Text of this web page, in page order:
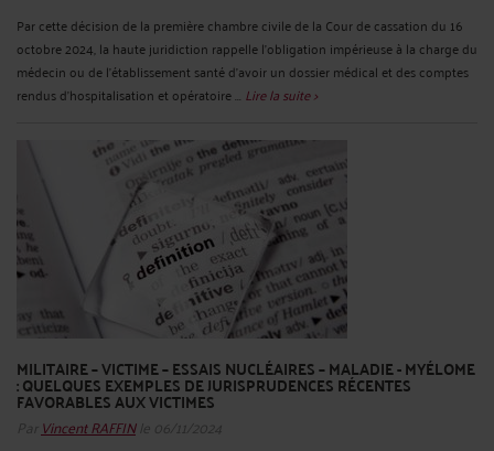
Par cette décision de la première chambre civile de la Cour de cassation du 16
octobre 2024, la haute juridiction rappelle l'obligation impérieuse à la charge du
médecin ou de l'établissement santé d'avoir un dossier médical et des comptes
rendus d'hospitalisation et opératoire ... Lire la suite >
MILITAIRE – VICTIME – ESSAIS NUCLÉAIRES – MALADIE - MYÉLOME
: QUELQUES EXEMPLES DE JURISPRUDENCES RÉCENTES
FAVORABLES AUX VICTIMES
Par Vincent RAFFINle 06/11/2024